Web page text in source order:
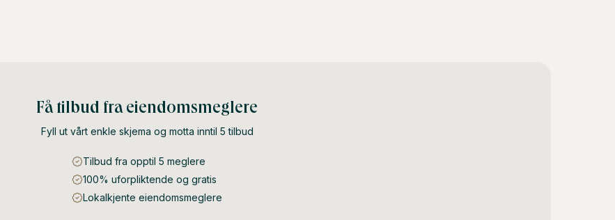
Få tilbud fra eiendomsmeglere
Fyll ut vårt enkle skjema og motta inntil 5 tilbud
Tilbud fra opptil 5 meglere
100% uforpliktende og gratis
Lokalkjente eiendomsmeglere